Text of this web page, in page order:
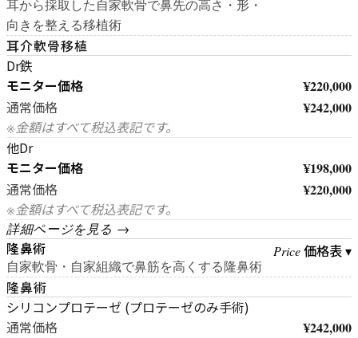
耳から採取した自家軟骨で鼻先の高さ・形・
向きを整える移植術
耳介軟骨移植
Dr鉄
モニター価格 ¥220,000
通常価格 ¥242,000
※金額はすべて税込表記です。
他Dr
モニター価格 ¥198,000
通常価格 ¥220,000
※金額はすべて税込表記です。
詳細ページを見る →
隆鼻術
自家軟骨・自家組織で鼻筋を高くする隆鼻術
Price価格表 ▾
隆鼻術
シリコンプロテーゼ (プロテーゼのみ手術)
通常価格 ¥242,000